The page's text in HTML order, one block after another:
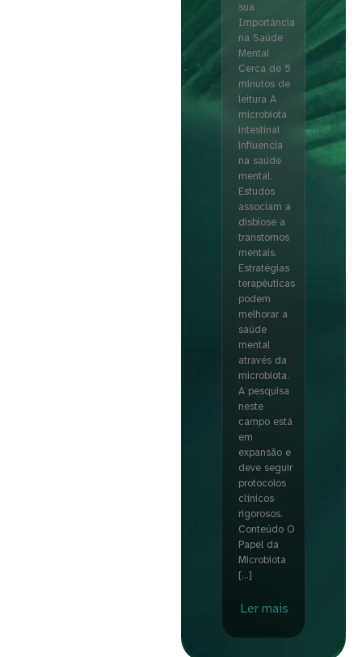
sua
Importância
na Saúde
Mental
Cerca de 5
minutos de
leitura A
microbiota
intestinal
influencia
na saúde
mental.
Estudos
associam a
disbiose a
transtornos
mentais.
Estratégias
terapêuticas
podem
melhorar a
saúde
mental
através da
microbiota.
A pesquisa
neste
campo está
em
expansão e
deve seguir
protocolos
clínicos
rigorosos.
Conteúdo O
Papel da
Microbiota
[…]
Ler mais